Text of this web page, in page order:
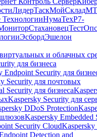
ЛидерТаскМойСклад
НумаТехР7-
СтахановецТестОпс
ЭсбордЭшелон
и облачных
для бизнеса
Endpoint Security для
Security для почтовых
Security для бизнеса
Kaspersky Security для
DDoS Protection
Kaspersky Embedded
Security CloudKaspersky
Detection and